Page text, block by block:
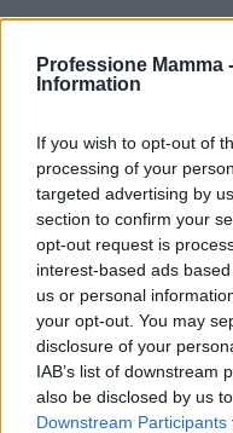
Professione Mamma -
Information
If you wish to opt-out of
processing of your
targeted advertising by
section to confirm your
opt-out request is
interest-based ads
us or personal
your opt-out. You may
disclosure of your
IAB’s list of downstream
also be disclosed by us
Downstream Participants
Continua a
NEWS E ATTUALITÀ